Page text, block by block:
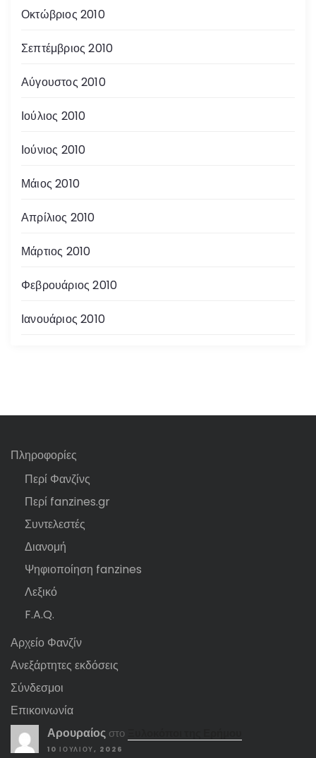
Οκτώβριος 2010
Σεπτέμβριος 2010
Αύγουστος 2010
Ιούλιος 2010
Ιούνιος 2010
Μάιος 2010
Απρίλιος 2010
Μάρτιος 2010
Φεβρουάριος 2010
Ιανουάριος 2010
Πληροφορίες
Περί Φανζίνς
Περί fanzines.gr
Συντελεστές
Διανομή
Ψηφιοποίηση fanzines
Λεξικό
F.A.Q.
Αρχείο Φανζίν
Ανεξάρτητες εκδόσεις
Σύνδεσμοι
Επικοινωνία
Αρουραίος στο
10 ΙΟΥΛΊΟΥ, 2026